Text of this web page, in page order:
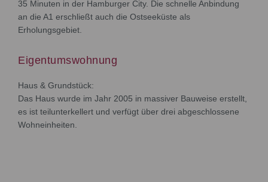
35 Minuten in der Hamburger City. Die schnelle Anbindung
an die A1 erschließt auch die Ostseeküste als
Erholungsgebiet.
Eigentumswohnung
Haus & Grundstück:
Das Haus wurde im Jahr 2005 in massiver Bauweise erstellt,
es ist teilunterkellert und verfügt über drei abgeschlossene
Wohneinheiten.